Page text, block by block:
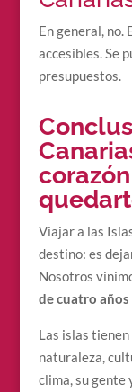
En general, no.
accesibles. Se
presupuestos.
Viajar a las
destino: es
Nosotros
de cuatro
Las islas
naturaleza,
clima, su gente